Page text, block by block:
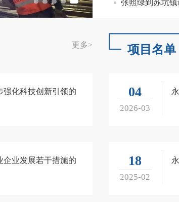
张照绿到苏坑
更多>
强化科技创新引领的
企业发展若干措施的
项目名单
04
2026-03
18
2025-02